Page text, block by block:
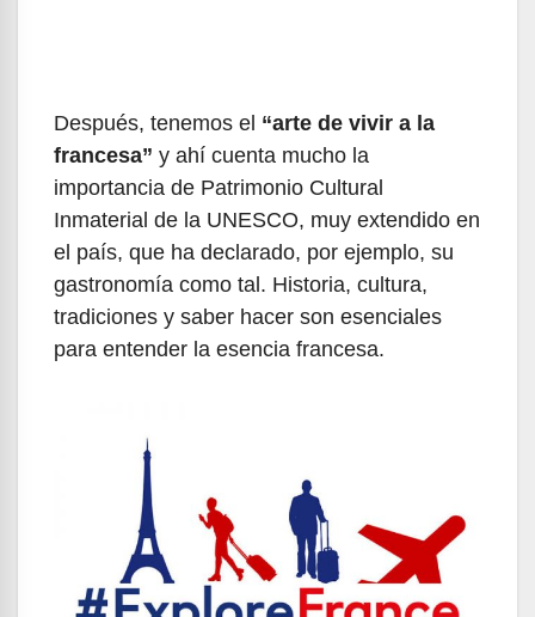
Después, tenemos el “arte de vivir a la
francesa” y ahí cuenta mucho la
importancia de Patrimonio Cultural
Inmaterial de la UNESCO, muy extendido en
el país, que ha declarado, por ejemplo, su
gastronomía como tal. Historia, cultura,
tradiciones y saber hacer son esenciales
para entender la esencia francesa.